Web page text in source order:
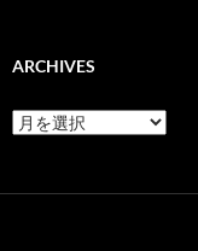
ARCHIVES
archives